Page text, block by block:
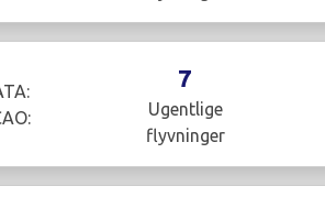
7
Ugentlige
flyvninger